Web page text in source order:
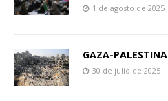
1 de agosto de 2025
GAZA-PALESTINA
30 de julio de 2025